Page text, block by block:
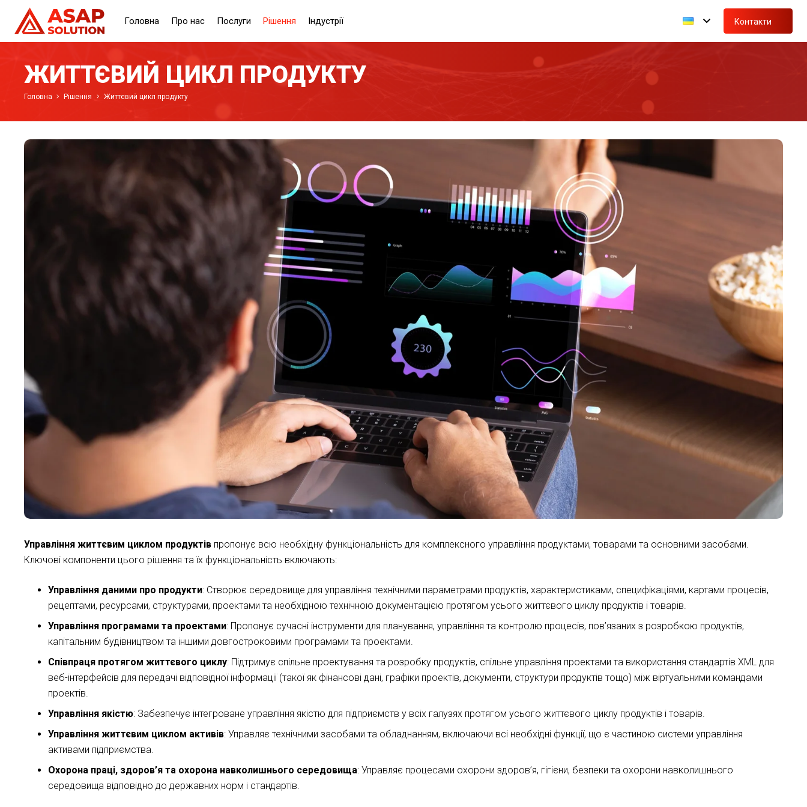
Головна Про нас Послуги Рішення Індустрії Контакти
ЖИТТЄВИЙ ЦИКЛ ПРОДУКТУ
Головна Рішення Життєвий цикл продукту
Управління життєвим циклом продуктів пропонує всю необхідну функціональність для комплексного управління продуктами, товарами та основними засобами.
Ключові компоненти цього рішення та їх функціональність включають:
Управління даними про продукти: Створює середовище для управління технічними параметрами продуктів, характеристиками, специфікаціями, картами процесів,
рецептами, ресурсами, структурами, проектами та необхідною технічною документацією протягом усього життєвого циклу продуктів і товарів.
Управління програмами та проектами: Пропонує сучасні інструменти для планування, управління та контролю процесів, пов’язаних з розробкою продуктів,
капітальним будівництвом та іншими довгостроковими програмами та проектами.
Співпраця протягом життєвого циклу: Підтримує спільне проектування та розробку продуктів, спільне управління проектами та використання стандартів XML для
веб-інтерфейсів для передачі відповідної інформації (такої як фінансові дані, графіки проектів, документи, структури продуктів тощо) між віртуальними командами
проектів.
Управління якістю: Забезпечує інтегроване управління якістю для підприємств у всіх галузях протягом усього життєвого циклу продуктів і товарів.
Управління життєвим циклом активів: Управляє технічними засобами та обладнанням, включаючи всі необхідні функції, що є частиною системи управління
активами підприємства.
Охорона праці, здоров’я та охорона навколишнього середовища: Управляє процесами охорони здоров’я, гігієни, безпеки та охорони навколишнього
середовища відповідно до державних норм і стандартів.